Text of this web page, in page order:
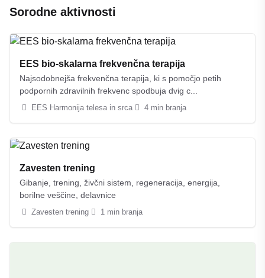
Sorodne aktivnosti
EES bio-skalarna frekvenčna terapija
Najsodobnejša frekvenčna terapija, ki s pomočjo petih
podpornih zdravilnih frekvenc spodbuja dvig c...
EES Harmonija telesa in srca 4 min branja
Zavesten trening
Gibanje, trening, živčni sistem, regeneracija, energija,
borilne veščine, delavnice
Zavesten trening 1 min branja